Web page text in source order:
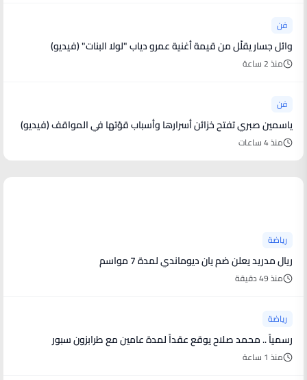
فن
وائل جسار يقلّل من قيمة أغنية عمرو دياب "لولا البنات" (فيديو)
منذ 2 ساعة
فن
ياسمين صبري تفتح خزائن أسرارها وأسباب قوّتها في المواقف (فيديو)
منذ 4 ساعات
رياضة
ريال مدريد يعلن ضم يان ديوماندي لمدة 7 مواسم
منذ 49 دقيقة
رياضة
رسمياً .. محمد صلاح يوقع عقداً لمدة عامين مع طرابزون سبور
منذ 1 ساعة